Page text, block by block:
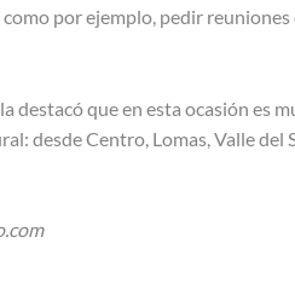
por ejemplo, pedir
destacó que en esta ocasión es
desde Centro, Lomas, Valle del